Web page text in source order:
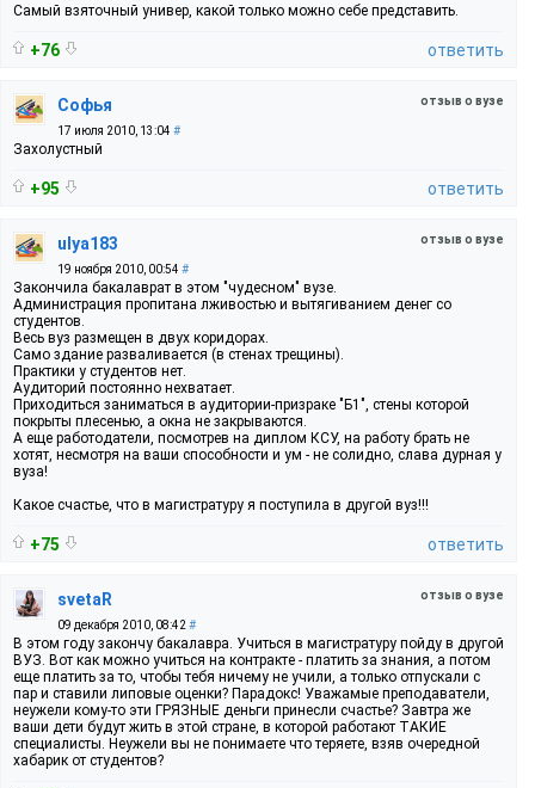
Самый взяточный универ, какой только можно себе представить.
+76 ответить
отзыв о вузе
Софья
17 июля 2010, 13:04 #
Захолустный
+95 ответить
отзыв о вузе
ulya183
19 ноября 2010, 00:54 #
Закончила бакалаврат в этом "чудесном" вузе.
Администрация пропитана лживостью и вытягиванием денег со
студентов.
Весь вуз размещен в двух коридорах.
Само здание разваливается (в стенах трещины).
Практики у студентов нет.
Аудиторий постоянно нехватает.
Приходиться заниматься в аудитории-призраке "Б1", стены которой
покрыты плесенью, а окна не закрываются.
А еще работодатели, посмотрев на диплом КСУ, на работу брать не
хотят, несмотря на ваши способности и ум - не солидно, слава дурная у
вуза!
Какое счастье, что в магистратуру я поступила в другой вуз!!!
+75 ответить
отзыв о вузе
svetaR
09 декабря 2010, 08:42 #
В этом году закончу бакалавра. Учиться в магистратуру пойду в другой
ВУЗ. Вот как можно учиться на контракте - платить за знания, а потом
еще платить за то, чтобы тебя ничему не учили, а только отпускали с
пар и ставили липовые оценки? Парадокс! Уважамые преподаватели,
неужели кому-то эти ГРЯЗНЫЕ деньги принесли счастье? Завтра же
ваши дети будут жить в этой стране, в которой работают ТАКИЕ
специалисты. Неужели вы не понимаете что теряете, взяв очередной
хабарик от студентов?